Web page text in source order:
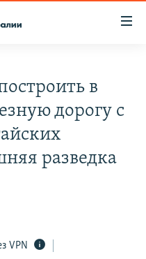
в
дорогу с
разведка
VPN